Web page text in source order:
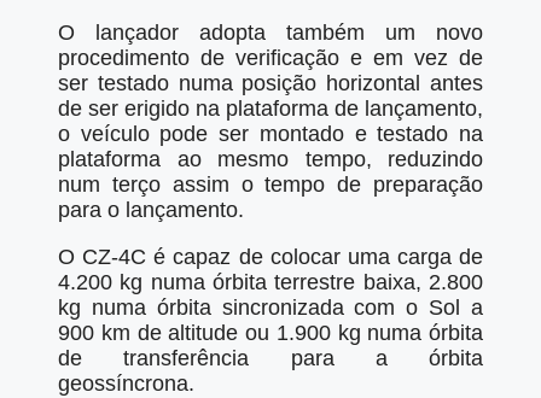
O lançador adopta também um novo
procedimento de verificação e em vez de
ser testado numa posição horizontal antes
de ser erigido na plataforma de lançamento,
o veículo pode ser montado e testado na
plataforma ao mesmo tempo, reduzindo
num terço assim o tempo de preparação
para o lançamento.
O CZ-4C é capaz de colocar uma carga de
4.200 kg numa órbita terrestre baixa, 2.800
kg numa órbita sincronizada com o Sol a
900 km de altitude ou 1.900 kg numa órbita
de transferência para a órbita
geossíncrona.